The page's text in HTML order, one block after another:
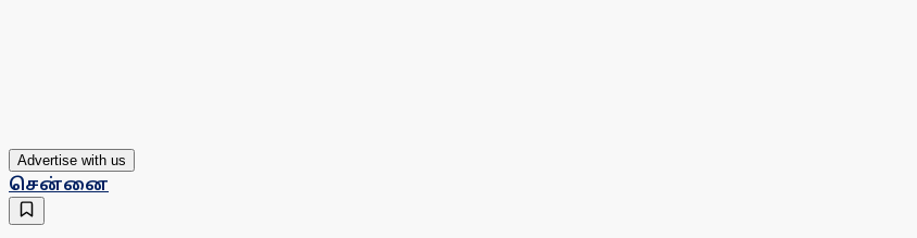
Advertise with us
சென்னை